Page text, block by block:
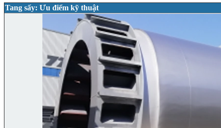
Tang sấy: Ưu điểm kỹ thuật